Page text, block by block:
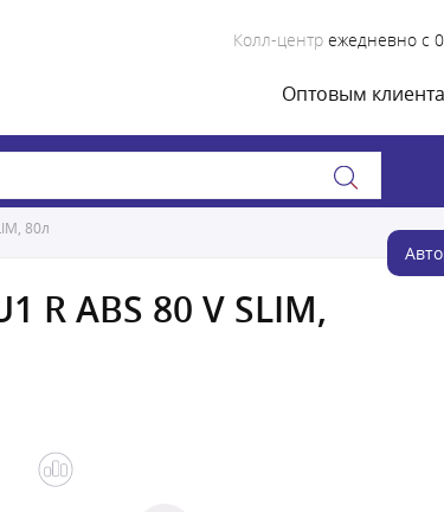
Колл-центр ежедневно с
Оптовым
80л
R ABS 80 V SLIM,